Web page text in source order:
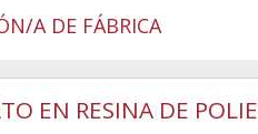
A DE FÁBRICA
EN RESINA DE